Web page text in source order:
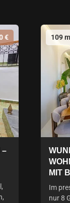
€
–
109
MIT
Im
nur 8